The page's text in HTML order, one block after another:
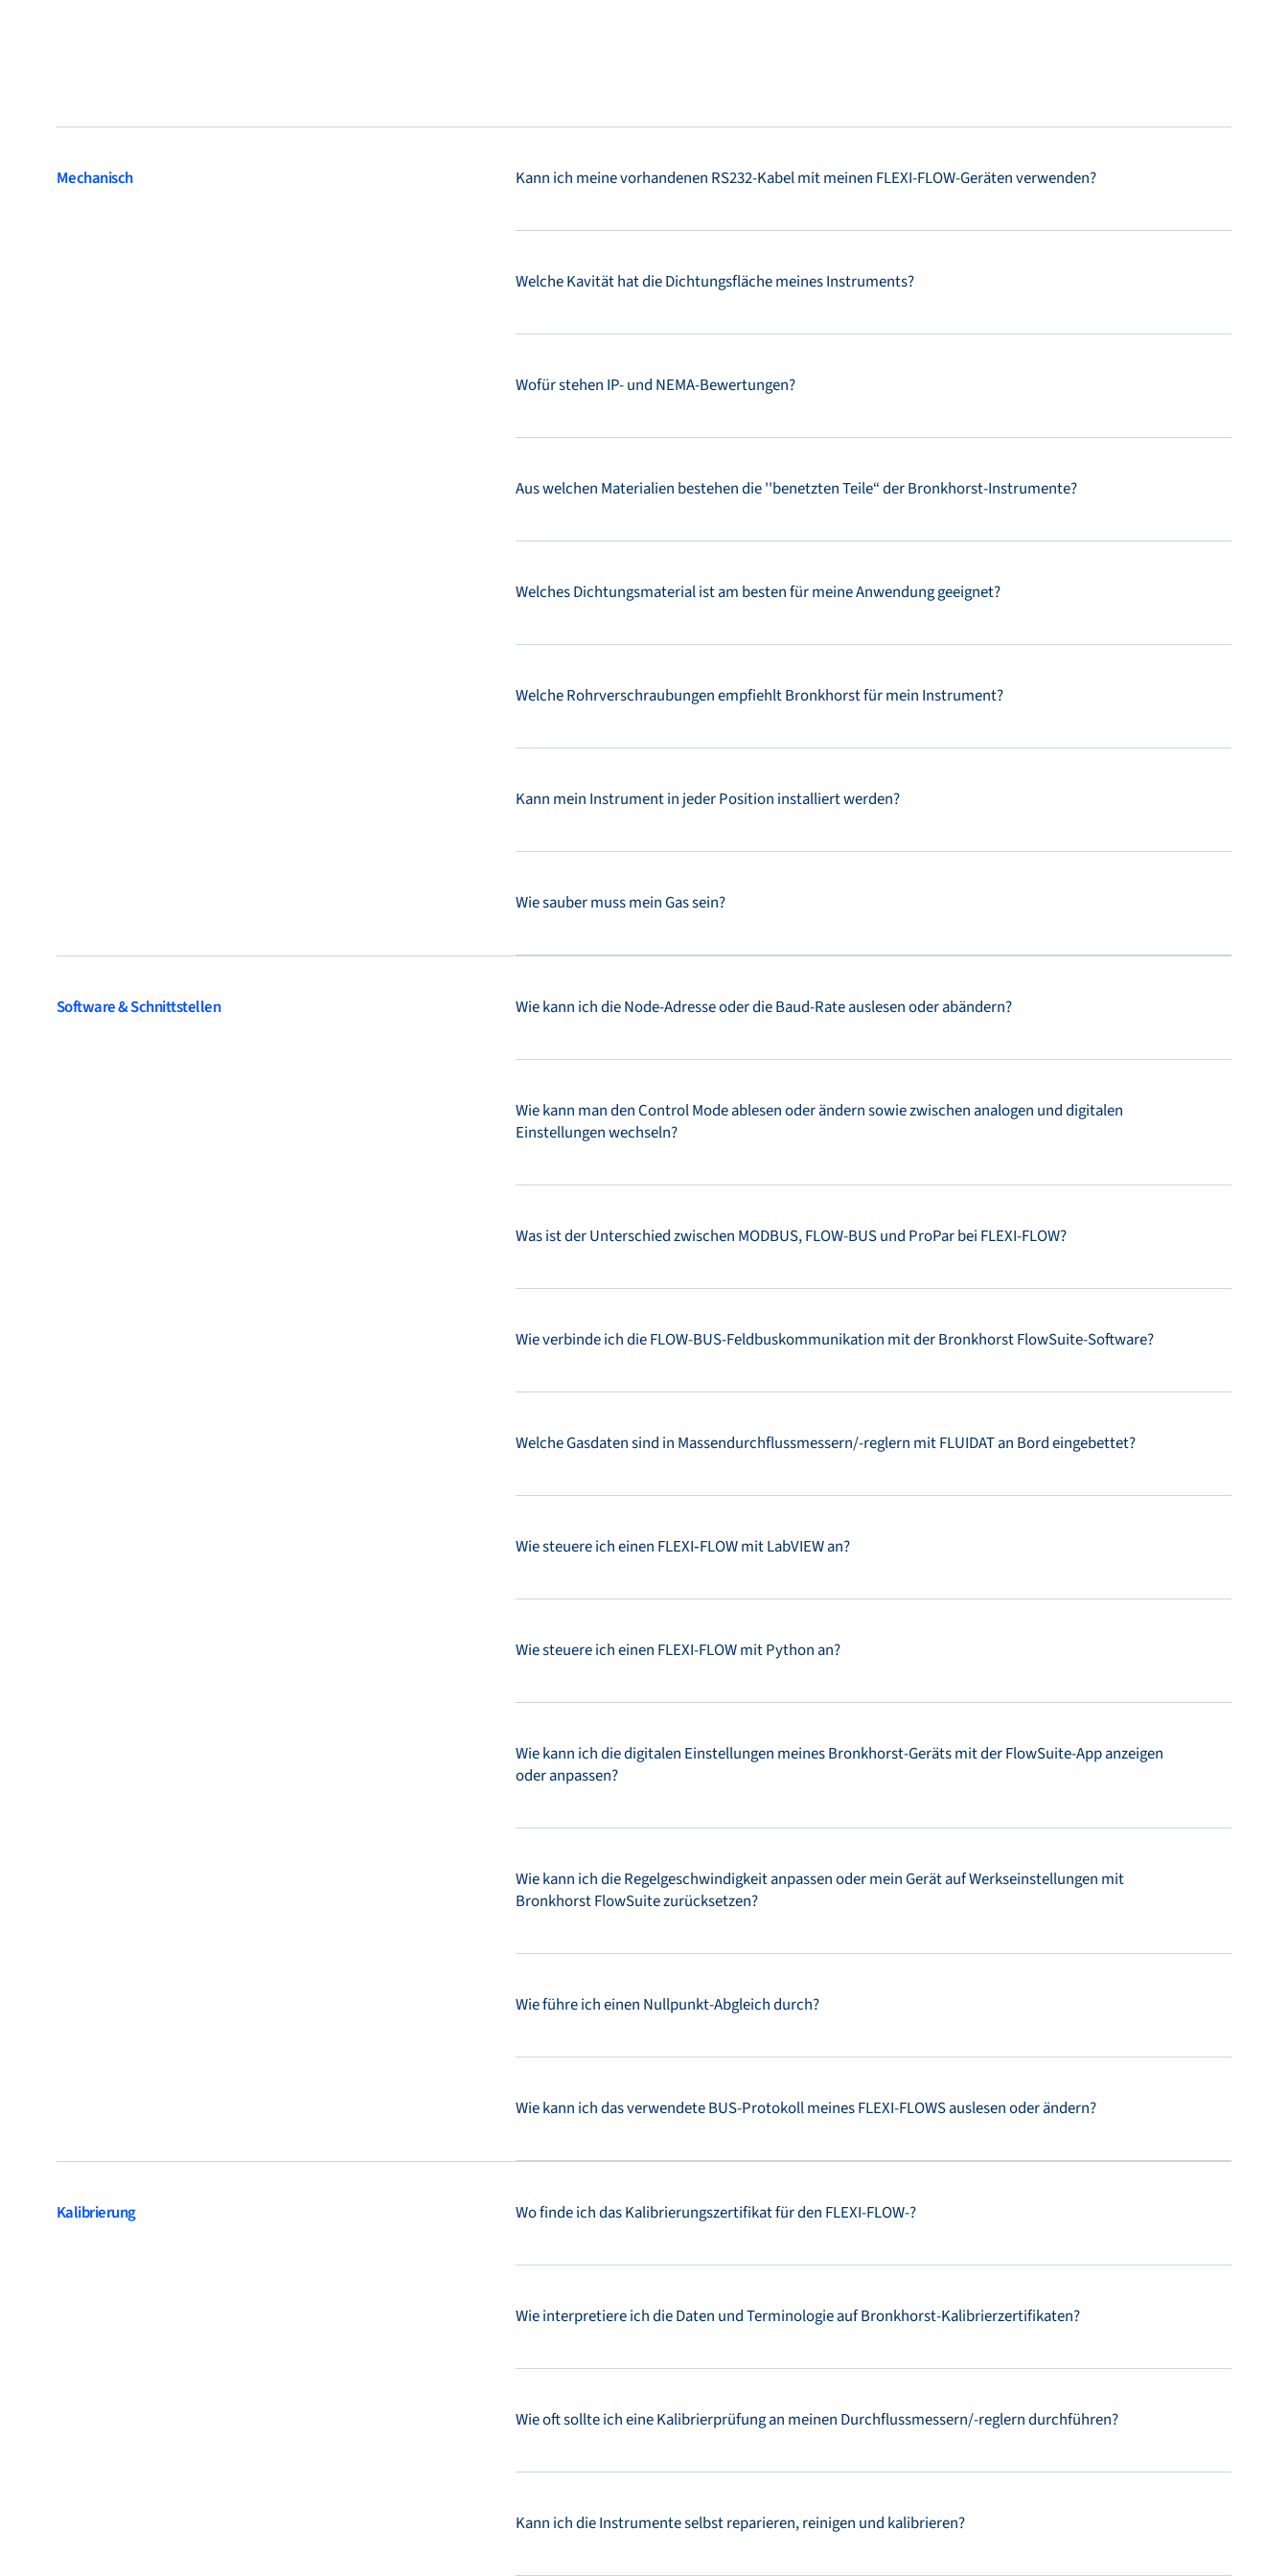
Mechanisch Kann ich meine vorhandenen RS232-Kabel mit meinen FLEXI-FLOW-Geräten verwenden?
Welche Kavität hat die Dichtungsfläche meines Instruments?
Wofür stehen IP- und NEMA-Bewertungen?
Aus welchen Materialien bestehen die ''benetzten Teile“ der Bronkhorst-Instrumente?
Welches Dichtungsmaterial ist am besten für meine Anwendung geeignet?
Welche Rohrverschraubungen empfiehlt Bronkhorst für mein Instrument?
Kann mein Instrument in jeder Position installiert werden?
Wie sauber muss mein Gas sein?
Software & Schnittstellen Wie kann ich die Node-Adresse oder die Baud-Rate auslesen oder abändern?
Wie kann man den Control Mode ablesen oder ändern sowie zwischen analogen und digitalen
Einstellungen wechseln?
Was ist der Unterschied zwischen MODBUS, FLOW-BUS und ProPar bei FLEXI-FLOW?
Wie verbinde ich die FLOW-BUS-Feldbuskommunikation mit der Bronkhorst FlowSuite-Software?
Welche Gasdaten sind in Massendurchflussmessern/-reglern mit FLUIDAT an Bord eingebettet?
Wie steuere ich einen FLEXI‑FLOW mit LabVIEW an?
Wie steuere ich einen FLEXI-FLOW mit Python an?
Wie kann ich die digitalen Einstellungen meines Bronkhorst-Geräts mit der FlowSuite-App anzeigen
oder anpassen?
Wie kann ich die Regelgeschwindigkeit anpassen oder mein Gerät auf Werkseinstellungen mit
Bronkhorst FlowSuite zurücksetzen?
Wie führe ich einen Nullpunkt-Abgleich durch?
Wie kann ich das verwendete BUS-Protokoll meines FLEXI-FLOWS auslesen oder ändern?
Kalibrierung Wo finde ich das Kalibrierungszertifikat für den FLEXI-FLOW-?
Wie interpretiere ich die Daten und Terminologie auf Bronkhorst-Kalibrierzertifikaten?
Wie oft sollte ich eine Kalibrierprüfung an meinen Durchflussmessern/-reglern durchführen?
Kann ich die Instrumente selbst reparieren, reinigen und kalibrieren?